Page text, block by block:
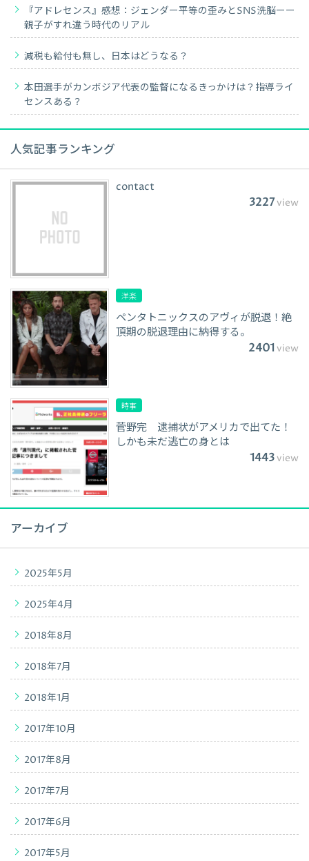
『アドレセンス』感想：ジェンダー平等の歪みとSNS洗脳ーー
親子がすれ違う時代のリアル
減税も給付も無し、日本はどうなる？
本田選手がカンボジア代表の監督になるきっかけは？指導ライ
センスある？
人気記事ランキング
contact
3227view
洋楽
ペンタトニックスのアヴィが脱退！絶
頂期の脱退理由に納得する。
2401view
時事
菅野完 逮捕状がアメリカで出てた！
しかも未だ逃亡の身とは
1443view
アーカイブ
2025年5月
2025年4月
2018年8月
2018年7月
2018年1月
2017年10月
2017年8月
2017年7月
2017年6月
2017年5月